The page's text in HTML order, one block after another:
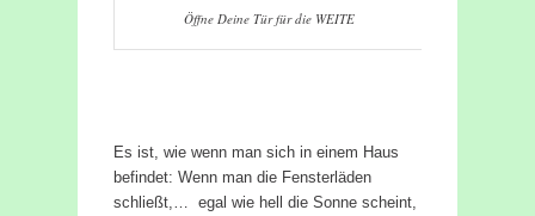
Öffne Deine Tür für die WEITE
Es ist, wie wenn man sich in einem Haus
befindet: Wenn man die Fensterläden
schließt,… egal wie hell die Sonne scheint,